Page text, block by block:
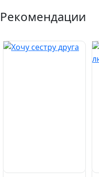
Рекомендации